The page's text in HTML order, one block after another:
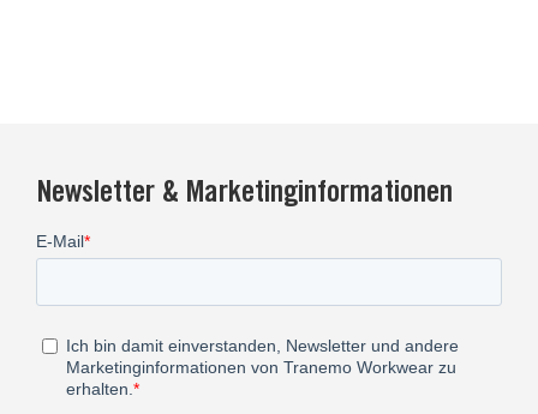
Newsletter & Marketinginformationen